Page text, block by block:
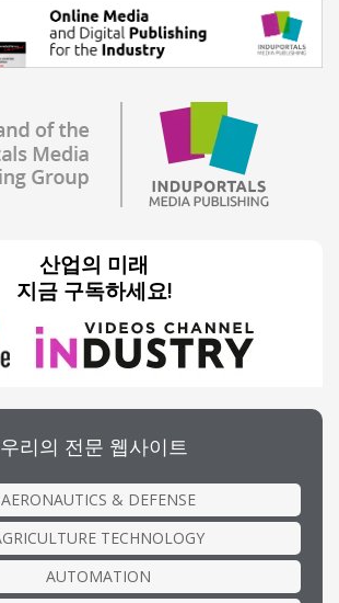
산업의 미래
지금 구독하세요!
우리의 전문 웹사이트
AERONAUTICS & DEFENSE
TECHNOLOGY
AUTOMATION